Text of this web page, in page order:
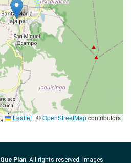
Leaflet | ©OpenStreetMapcontributors
Que Plan. All rights reserved. Images